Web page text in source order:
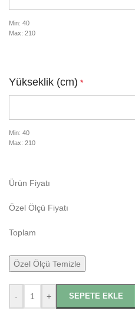
Min: 40
Max: 210
Yükseklik (cm) *
Min: 40
Max: 210
Ürün Fiyatı
Özel Ölçü Fiyatı
Toplam
Özel Ölçü Temizle
- + SEPETE EKLE